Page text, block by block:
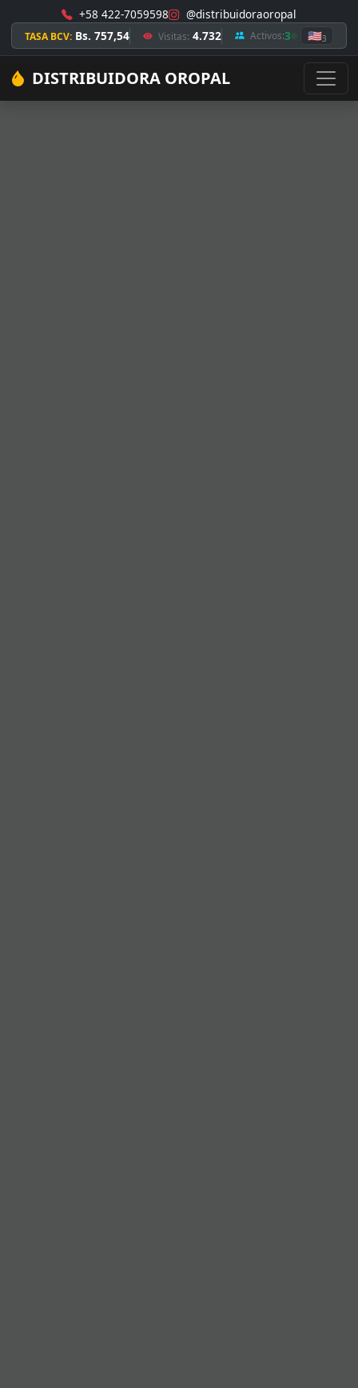
+58 422-7059598 @distribuidoraoropal
TASA BCV: Bs. 757,54 Visitas: 4.732 Activos:3 🇺🇸3
DISTRIBUIDORA OROPAL